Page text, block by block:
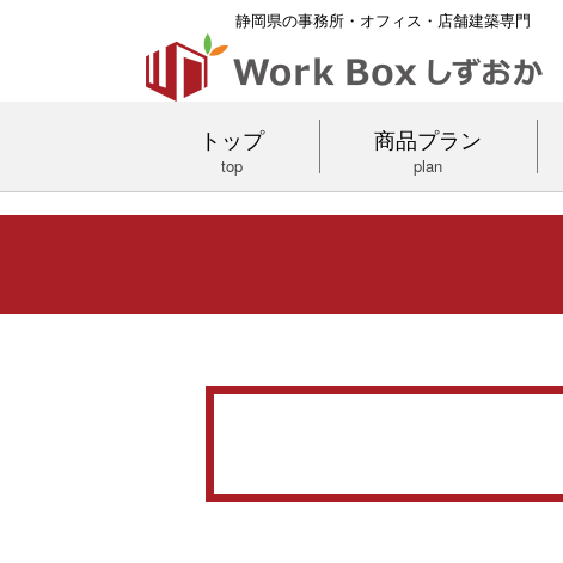
静岡県の事務所・オフィス・店舗建築専門
トップ
top
商品プラン
plan